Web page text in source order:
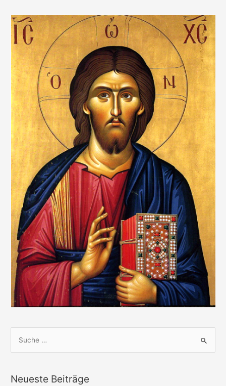
hNeueste Beiträge